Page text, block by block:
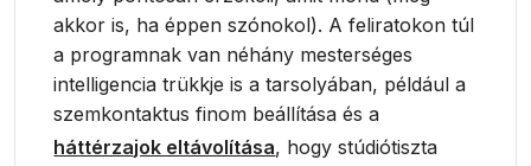
akkor is, ha éppen szónokol). A feliratokon túl
a programnak van néhány mesterséges
intelligencia trükkje is a tarsolyában, például a
szemkontaktus finom beállítása és a
háttérzajok eltávolítása, hogy stúdiótiszta